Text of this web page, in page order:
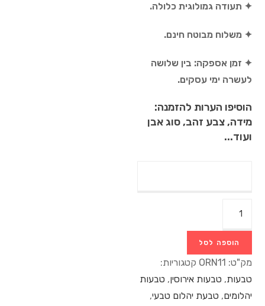
✦ תעודה גמולוגית כלולה.
✦ משלוח מבוטח חינם.
✦ זמן אספקה: בין שלושה
לעשרה ימי עסקים.
הוסיפו הערות להזמנה:
מידה, צבע זהב, סוג אבן
ועוד...
הוספה לסל
מק"ט: ORN11 קטגוריות:
טבעות, טבעות אירוסין, טבעות
יהלומים, טבעת יהלום טבעי,